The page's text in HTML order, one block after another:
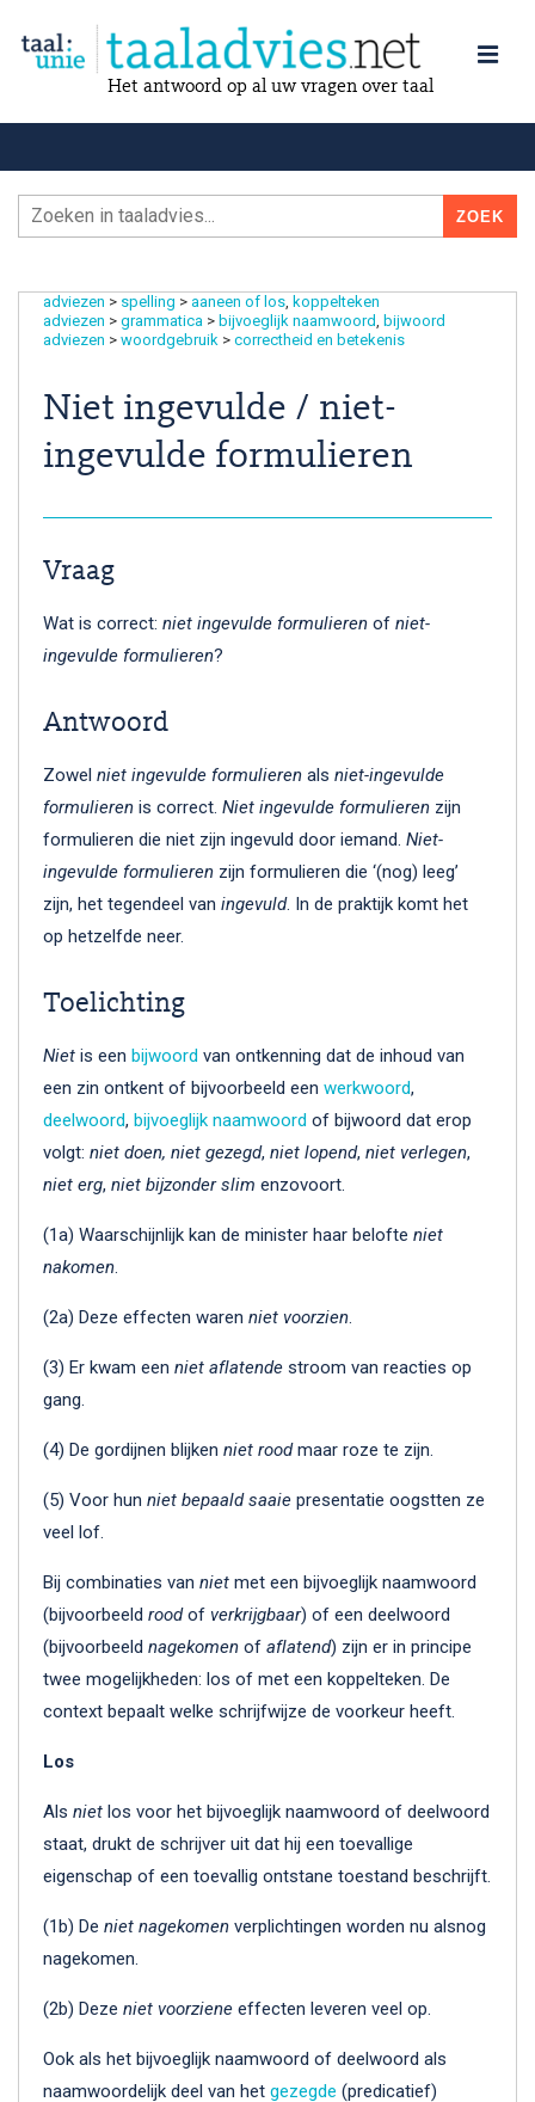
Het antwoord op al uw vragen over taal
adviezen > spelling > aaneen of los koppelteken
adviezen > grammatica > bijvoeglijk naamwoord
bijwoord
adviezen > woordgebruik > correctheid en betekenis
Niet ingevulde / niet-
ingevulde formulieren
Vraag
Wat is correct: niet ingevulde formulieren of niet-
ingevulde formulieren?
Antwoord
Zowel niet ingevulde formulieren als niet-ingevulde
formulieren is correct. Niet ingevulde formulieren zijn
formulieren die niet zijn ingevuld door iemand. Niet-
ingevulde formulieren zijn formulieren die ‘(nog) leeg’
zijn, het tegendeel van ingevuld. In de praktijk komt het
op hetzelfde neer.
Toelichting
Niet is een bijwoord van ontkenning dat de inhoud van
een zin ontkent of bijvoorbeeld een werkwoord,
deelwoord, bijvoeglijk naamwoord of bijwoord dat erop
volgt: niet doen, niet gezegd, niet lopend, niet verlegen,
niet erg, niet bijzonder slim enzovoort.
(1a) Waarschijnlijk kan de minister haar belofte niet
nakomen.
(2a) Deze effecten waren niet voorzien.
(3) Er kwam een niet aflatende stroom van reacties op
gang.
(4) De gordijnen blijken niet roodmaar roze te zijn.
(5) Voor hun niet bepaald saaie presentatie oogstten ze
veel lof.
Bij combinaties van niet met een bijvoeglijk naamwoord
(bijvoorbeeld roodof verkrijgbaar) of een deelwoord
(bijvoorbeeld nagekomen of aflatend) zijn er in principe
twee mogelijkheden: los of met een koppelteken. De
context bepaalt welke schrijfwijze de voorkeur heeft.
Los
Als niet los voor het bijvoeglijk naamwoord of deelwoord
staat, drukt de schrijver uit dat hij een toevallige
eigenschap of een toevallig ontstane toestand beschrijft.
(1b) De niet nagekomen verplichtingen worden nu alsnog
nagekomen.
(2b) Deze niet voorziene effecten leveren veel op.
Ook als het bijvoeglijk naamwoord of deelwoord als
naamwoordelijk deel van het gezegde (predicatief)